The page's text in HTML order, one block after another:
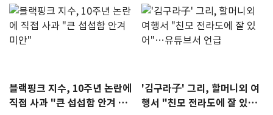
블랙핑크 지수, 10주년 논란에
직접 사과 "큰 섭섭함 안겨 미
'김구라子' 그리, 할머니외 여
행서 "친모 전라도에 잘 있